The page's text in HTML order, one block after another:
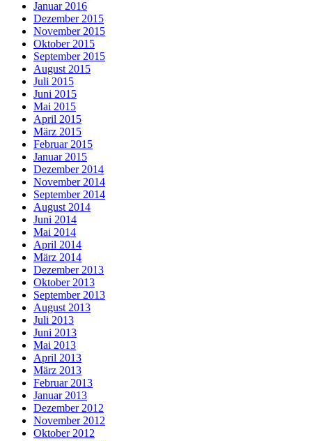
Januar 2016
Dezember 2015
November 2015
Oktober 2015
September 2015
August 2015
Juli 2015
Juni 2015
Mai 2015
April 2015
März 2015
Februar 2015
Januar 2015
Dezember 2014
November 2014
September 2014
August 2014
Juni 2014
Mai 2014
April 2014
März 2014
Dezember 2013
Oktober 2013
September 2013
August 2013
Juli 2013
Juni 2013
Mai 2013
April 2013
März 2013
Februar 2013
Januar 2013
Dezember 2012
November 2012
Oktober 2012